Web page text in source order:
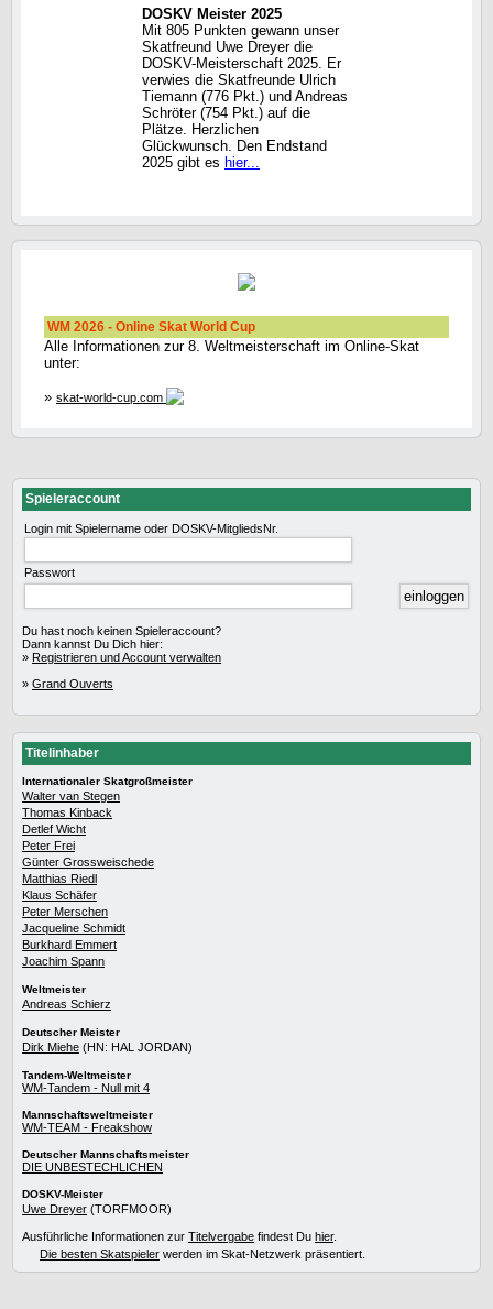
DOSKV Meister 2025
Mit 805 Punkten gewann unser
Skatfreund Uwe Dreyer die
DOSKV-Meisterschaft 2025. Er
verwies die Skatfreunde Ulrich
Tiemann (776 Pkt.) und Andreas
Schröter (754 Pkt.) auf die
Plätze. Herzlichen
Glückwunsch. Den Endstand
2025 gibt es hier...
WM 2026 - Online Skat World Cup
Alle Informationen zur 8. Weltmeisterschaft im Online-Skat
unter:
» skat-world-cup.com
Spieleraccount
Login mit Spielername oder DOSKV-MitgliedsNr.
Passwort
Du hast noch keinen Spieleraccount?
Dann kannst Du Dich hier:
» Registrieren und Account verwalten
» Grand Ouverts
Titelinhaber
Internationaler Skatgroßmeister
Walter van Stegen
Thomas Kinback
Detlef Wicht
Peter Frei
Günter Grossweischede
Matthias Riedl
Klaus Schäfer
Peter Merschen
Jacqueline Schmidt
Burkhard Emmert
Joachim Spann
Weltmeister
Andreas Schierz
Deutscher Meister
Dirk Miehe (HN: HAL JORDAN)
Tandem-Weltmeister
WM-Tandem - Null mit 4
Mannschaftsweltmeister
WM-TEAM - Freakshow
Deutscher Mannschaftsmeister
DIE UNBESTECHLICHEN
DOSKV-Meister
Uwe Dreyer (TORFMOOR)
Ausführliche Informationen zur Titelvergabe findest Du hier.
Die besten Skatspieler werden im Skat-Netzwerk präsentiert.